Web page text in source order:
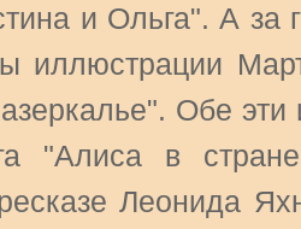
и Ольга". А
иллюстрации
Обе
"Алиса в
Леонида